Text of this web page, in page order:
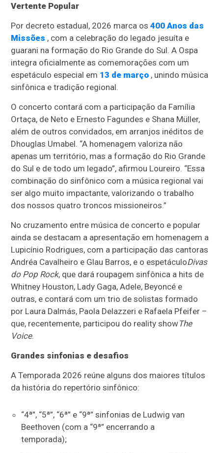
Vertente Popular
Por decreto estadual, 2026 marca os400 Anos das
Missões , com a celebração do legado jesuíta e
guarani na formação do Rio Grande do Sul. A Ospa
integra oficialmente as comemorações com um
espetáculo especial em 13 de março , unindo música
sinfônica e tradição regional.
O concerto contará com a participação da Família
Ortaça, de Neto e Ernesto Fagundes e Shana Müller,
além de outros convidados, em arranjos inéditos de
Dhouglas Umabel. “A homenagem valoriza não
apenas um território, mas a formação do Rio Grande
do Sul e de todo um legado”, afirmou Loureiro. “Essa
combinação do sinfônico com a música regional vai
ser algo muito impactante, valorizando o trabalho
dos nossos quatro troncos missioneiros.”
No cruzamento entre música de concerto e popular
ainda se destacam a apresentação em homenagem a
Lupicínio Rodrigues, com a participação das cantoras
Andréa Cavalheiro e Glau Barros, e o espetáculoDivas
do Pop Rock, que dará roupagem sinfônica a hits de
Whitney Houston, Lady Gaga, Adele, Beyoncé e
outras, e contará com um trio de solistas formado
por Laura Dalmás, Paola Delazzeri e Rafaela Pfeifer –
que, recentemente, participou do reality showThe
Voice.
Grandes sinfonias e desafios
A Temporada 2026 reúne alguns dos maiores títulos
da história do repertório sinfônico:
“4ª”, “5ª”, “6ª” e “9ª” sinfonias de Ludwig van
Beethoven (com a “9ª” encerrando a
temporada);